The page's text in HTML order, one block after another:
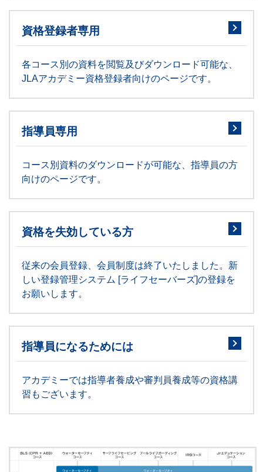
資格登録者専用
各コース別の資料を閲覧及びダウンロード可能な、
JLAアカデミー資格登録者向けのページです。
指導員専用
コース別資料のダウンロードが可能な、指導員の方
向けのページです。
資格を失効している方
従来の会員登録、会員制度は終了いたしました。新
しい登録管理システム [ライフセーバーズ]の登録を
お願いします。
指導員になるためには
アカデミーでは指導者養成や審判員養成等の資格講
習もございます。